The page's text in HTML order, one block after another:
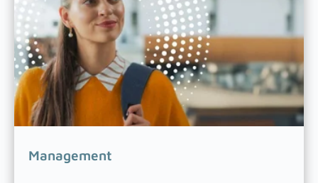
Management